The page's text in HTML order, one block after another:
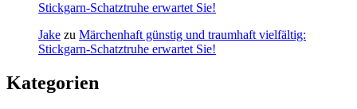
Stickgarn-Schatztruhe erwartet Sie!
Jake zu Märchenhaft günstig und traumhaft vielfältig:
Stickgarn-Schatztruhe erwartet Sie!
Kategorien